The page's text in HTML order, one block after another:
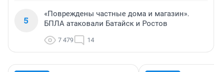
5
«Повреждены частные дома и магазин».
БПЛА атаковали Батайск и Ростов
7 479 14